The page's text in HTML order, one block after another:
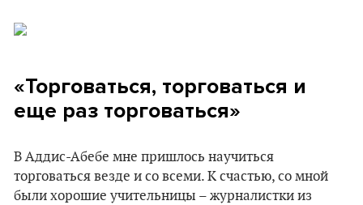
«Торговаться, торговаться и
еще раз торговаться»
В Аддис-Абебе мне пришлось научиться
торговаться везде и со всеми. К счастью, со мной
были хорошие учительницы – журналистки из